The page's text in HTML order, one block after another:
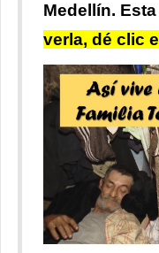
Medellín.
verla, dé clic